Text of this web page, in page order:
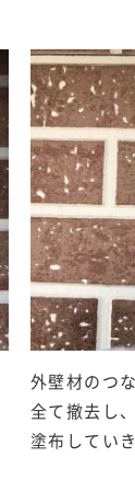
外壁材のつ
全て撤去し
塗布してい